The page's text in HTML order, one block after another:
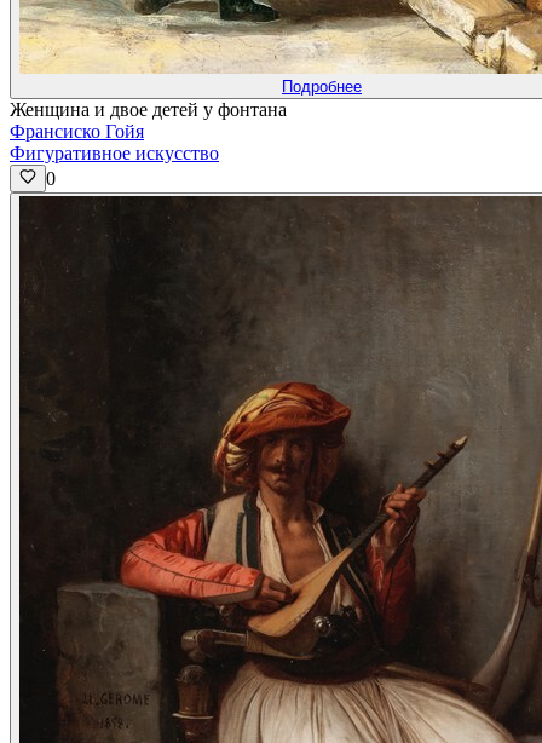
Подробнее
Женщина и двое детей у фонтана
Франсиско Гойя
Фигуративное искусство
0